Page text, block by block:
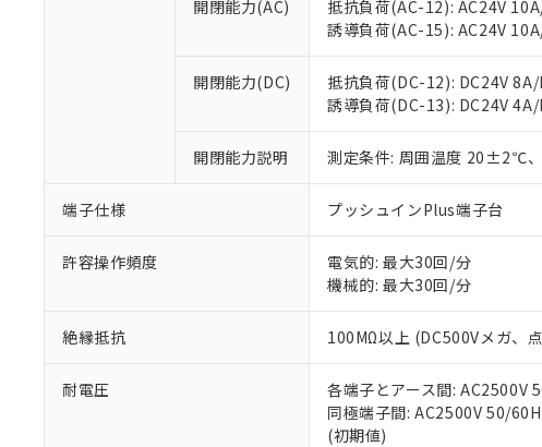
開閉能力(AC)
抵抗負荷(AC-12): AC24V
誘導負荷(AC-15): AC24V
開閉能力(DC)
抵抗負荷(DC-12): DC24V
誘導負荷(DC-13): DC24V
開閉能力説明 測定条件: 周囲温度 20±2℃
端子仕様 プッシュインPlus端子台
許容操作頻度
電気的: 最大30回/分
機械的: 最大30回/分
絶縁抵抗 100MΩ以上 (DC500Vメガ、
耐電圧
各端子とアース間: AC2500V
同極端子間: AC2500V 50/
(初期値)
当社販売員にご相談
オムロン制御機器販
す。
マイパーツ機能（部
ている必要がありま
お客様が当ウェブサ
が、当社の製品・サ
さい。
いる法人を指します。
※2 対応予定月
部品在庫の切り替え状況
※3 非含有証明書ダウ
下記の非含有証明書をダ
EU RoHS指令（10物質）
51物質の非含有証明書（当
※本証明書は発行日時点
混在することから備考欄
既に当社にて対応品への
り割愛しております。
※2 環境保護使用期限
「ｅ」：有害物質（10物
「10」：通常の使用状況
「－」：未確認です。当
当社は、貴社製品を
たしません。
△ 一定数には満た
－
在庫なし(最新
機器販売店・
空
受注生産機種、